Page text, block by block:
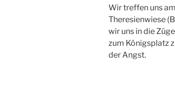
Wir treffen uns
Theresienwiese
wir uns in die
zum Königsplatz
der Angst.